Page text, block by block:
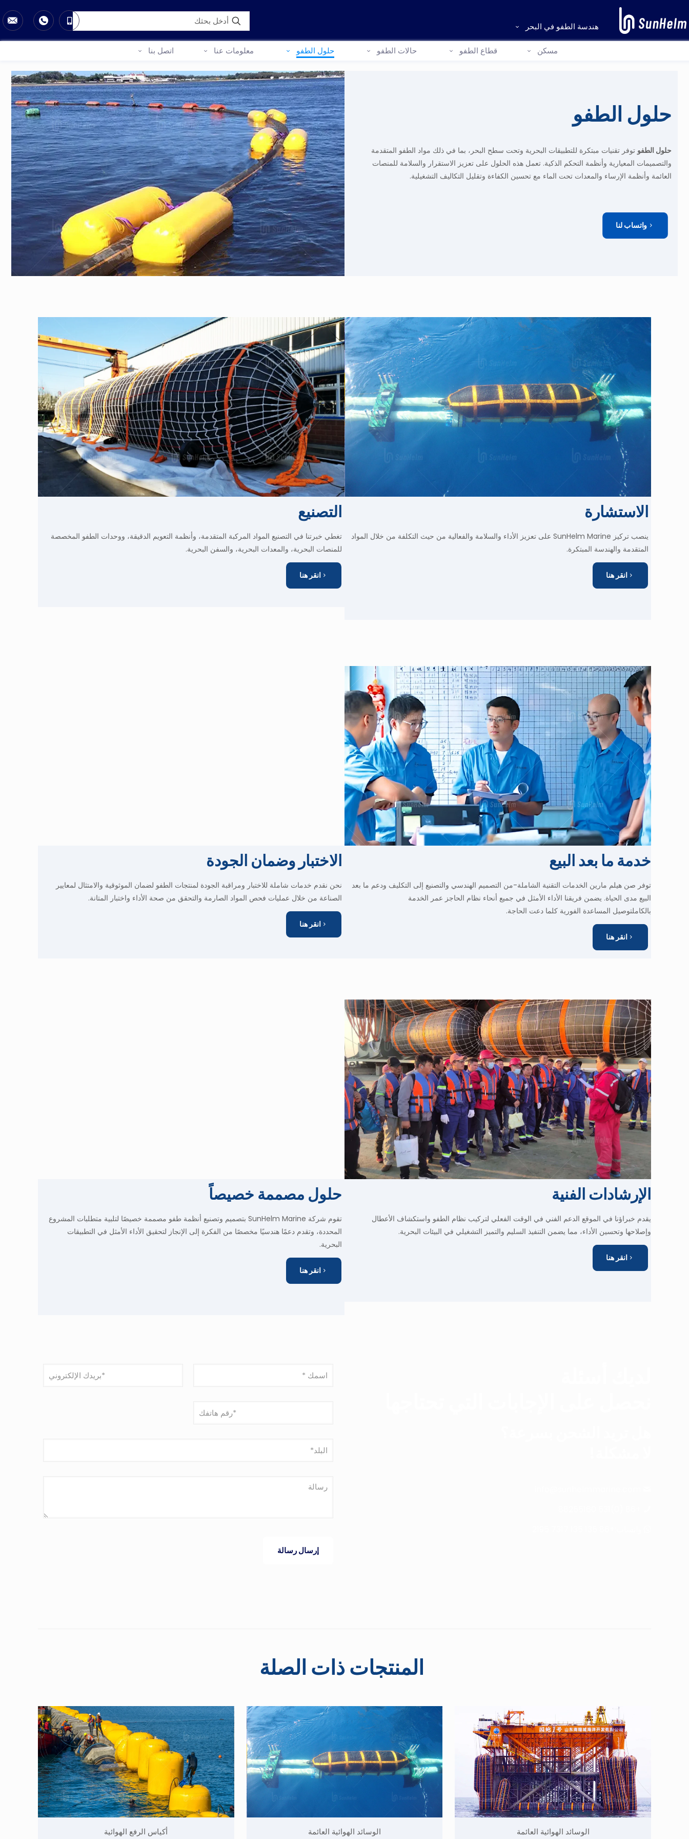
هندسة الطفو في البحر
مسكن قطاع الطفو حالات الطفو حلول الطفو معلومات عنا اتصل بنا
حلول الطفو
حلول الطفو توفر تقنيات مبتكرة للتطبيقات البحرية وتحت سطح البحر، بما في ذلك مواد الطفو المتقدمة
والتصميمات المعيارية وأنظمة التحكم الذكية. تعمل هذه الحلول على تعزيز الاستقرار والسلامة للمنصات
العائمة وأنظمة الإرساء والمعدات تحت الماء مع تحسين الكفاءة وتقليل التكاليف التشغيلية.
واتساب لنا
الاستشارة
ينصب تركيز SunHelm Marine على تعزيز الأداء والسلامة والفعالية من حيث التكلفة من خلال المواد
المتقدمة والهندسة المبتكرة.
انقر هنا
التصنيع
تغطي خبرتنا في التصنيع المواد المركبة المتقدمة، وأنظمة التعويم الدقيقة، ووحدات الطفو المخصصة
للمنصات البحرية، والمعدات البحرية، والسفن البحرية.
انقر هنا
خدمة ما بعد البيع
توفر صن هيلم مارين الخدمات التقنية الشاملة-من التصميم الهندسي والتصنيع إلى التكليف ودعم ما بعد
البيع مدى الحياة. يضمن فريقنا الأداء الأمثل في جميع أنحاء نظام الحاجز عمر الخدمة
بالكاملتوصيل المساعدة الفورية كلما دعت الحاجة.
انقر هنا
الاختبار وضمان الجودة
نحن نقدم خدمات شاملة للاختبار ومراقبة الجودة لمنتجات الطفو لضمان الموثوقية والامتثال لمعايير
الصناعة من خلال عمليات فحص المواد الصارمة والتحقق من صحة الأداء واختبار المتانة.
انقر هنا
الإرشادات الفنية
يقدم خبراؤنا في الموقع الدعم الفني في الوقت الفعلي لتركيب نظام الطفو واستكشاف الأعطال
وإصلاحها وتحسين الأداء، مما يضمن التنفيذ السليم والتميز التشغيلي في البيئات البحرية.
انقر هنا
حلول مصممة خصيصاً
تقوم شركة SunHelm Marine بتصميم وتصنيع أنظمة طفو مصممة خصيصًا لتلبية متطلبات المشروع
المحددة، وتقدم دعمًا هندسيًا مخصصًا من الفكرة إلى الإنجاز لتحقيق الأداء الأمثل في التطبيقات
البحرية.
انقر هنا
المنتجات ذات الصلة
الوسائد الهوائية العائمة الوسائد الهوائية العائمة أكياس الرفع الهوائية